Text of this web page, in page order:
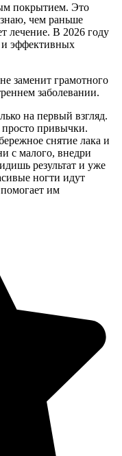
покрытием. Это
чем раньше
лечение. В 2026 году
эффективных
заменит грамотного
заболевании.
на первый взгляд.
привычки.
снятие лака и
с малого, внедри
результат и уже
ногти идут
им